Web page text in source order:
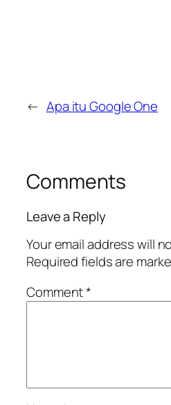
← Apa itu Google One
Comments
Leave a Reply
Your email address will
Required fields are
Comment*